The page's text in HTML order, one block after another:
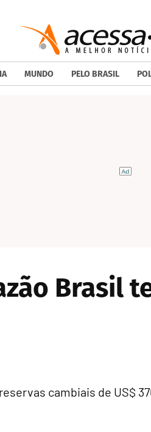
MUNDO PELO BRASIL
Brasil
cambiais de US$